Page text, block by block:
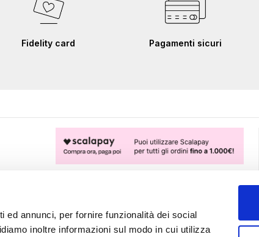
ed annunci, per fornire funzionalità dei social
inoltre informazioni sul modo in cui utilizza
Fidelity card Pagamenti sicuri